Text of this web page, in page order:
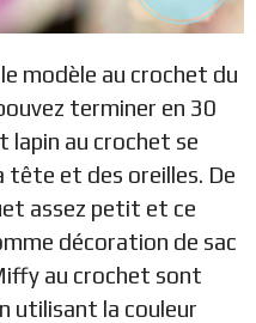
modèle au crochet du
terminer en 30
lapin au crochet se
tête et des oreilles. De
assez petit et ce
décoration de sac
au crochet sont
utilisant la couleur